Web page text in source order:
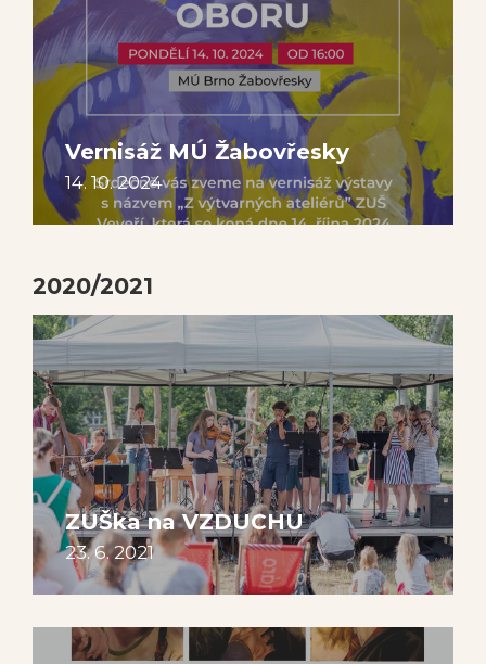
Vernisáž MÚ Žabovřesky
14. 10. 2024
2020/2021
ZUŠka na VZDUCHU
23. 6. 2021